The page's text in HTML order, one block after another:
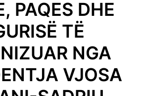
PAQES DHE
TË
NGA
VJOSA